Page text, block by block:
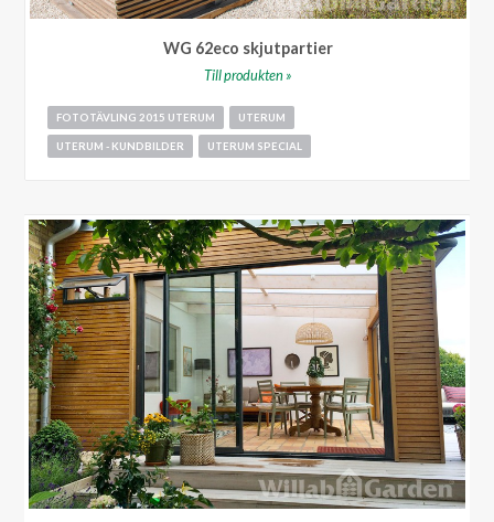
WG 62eco skjutpartier
Till produkten »
FOTOTÄVLING 2015 UTERUM UTERUM
UTERUM - KUNDBILDER UTERUM SPECIAL